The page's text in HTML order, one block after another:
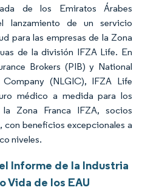
de los Emiratos Árabes
lanzamiento de un servicio
para las empresas de la Zona
de la división IFZA Life. En
Brokers (PIB) y National
(NLGIC), IFZA Life
médico a medida para los
Zona Franca IFZA, socios
con beneficios excepcionales a
niveles.
Informe de la Industria
Vida de los EAU